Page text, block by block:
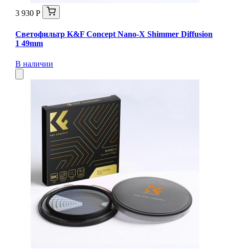
3 930 Р
Светофильтр K&F Concept Nano-X Shimmer Diffusion
1 49mm
В наличии